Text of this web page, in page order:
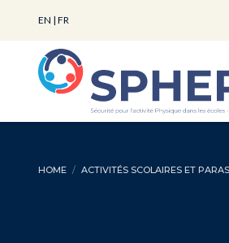
EN | FR
HOME ACTIVITÉS SCOLAIRES ET